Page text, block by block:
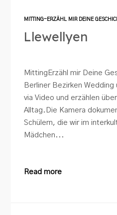
MITTING-ERZÄHL MIR DEINE
Llewellyen
MittingErzähl mir Deine
Berliner Bezirken
via Video und erzählen
Alltag.Die Kamera
Schülern, die wir im
Mädchen...
Read more